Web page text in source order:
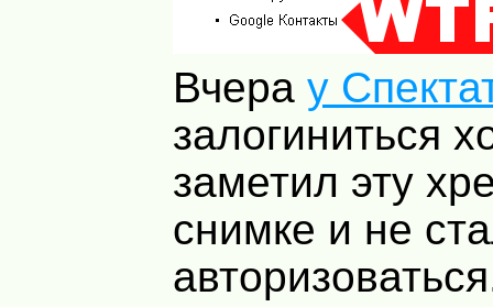
Вчера у
залогиниться
заметил эту
снимке и не